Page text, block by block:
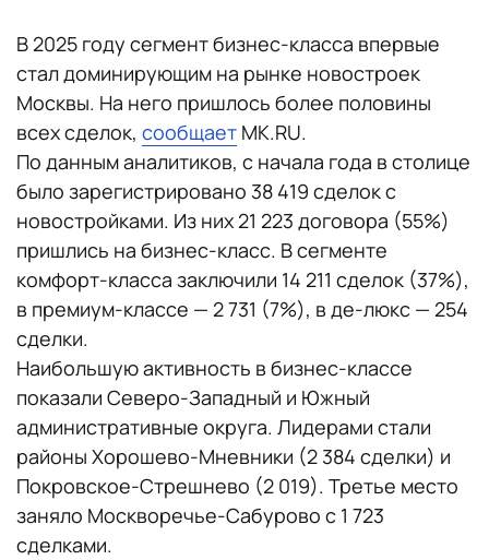
В 2025 году сегмент бизнес-класса впервые
стал доминирующим на рынке новостроек
Москвы. На него пришлось более половины
всех сделок, сообщает MK.RU.
По данным аналитиков, с начала года в столице
было зарегистрировано 38 419 сделок с
новостройками. Из них 21 223 договора (55%)
пришлись на бизнес-класс. В сегменте
комфорт-класса заключили 14 211 сделок (37%),
в премиум-классе — 2 731 (7%), в де-люкс — 254
сделки.
Наибольшую активность в бизнес-классе
показали Северо-Западный и Южный
административные округа. Лидерами стали
районы Хорошево-Мневники (2 384 сделки) и
Покровское-Стрешнево (2 019). Третье место
заняло Москворечье-Сабурово с 1 723
сделками.